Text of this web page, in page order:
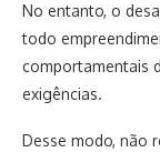
No entanto, o
todo
comportamentais
exigências.
Desse modo, não